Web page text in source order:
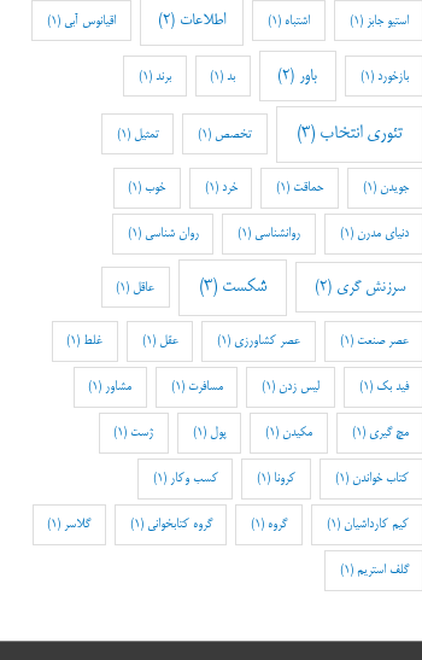
استیو جابز (1) اشتباه (1) اطلاعات (2) اقیانوس آبی (1)
بازخورد (1) باور (2) بد(1) برند (1)
تئوری انتخاب (3) تخصص (1) تمثیل (1)
جویدن (1) حماقت(1) خرد (1) خوب(1)
دنیای مدرن (1) روانشناسی (1) روان شناسی (1)
سرزنش گری (2) شکست (3) عاقل (1)
عصر صنعت (1) عصر کشاورزی(1) عقل (1) غلط (1)
فید بک (1) لیس زدن (1) مسافرت (1) مشاور (1)
مچ گیری (1) مکیدن (1) پول (1) ژست(1)
کتاب خواندن (1) کرونا (1) کسب وکار (1)
کیم کارداشیان (1) گروه (1) گروه کتابخوانی (1) گلاسر (1)
گلف استریم (1)